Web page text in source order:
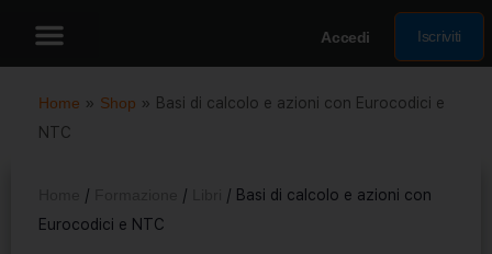
Accedi Iscriviti
Home » Shop » Basi di calcolo e azioni con Eurocodici e
NTC
/ /
/ Basi di calcolo e azioni con
Eurocodici e NTC